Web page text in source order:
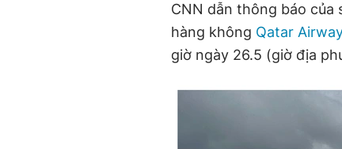
CNN dẫn thông báo của
hàng không Qatar
giờ ngày 26.5 (giờ địa